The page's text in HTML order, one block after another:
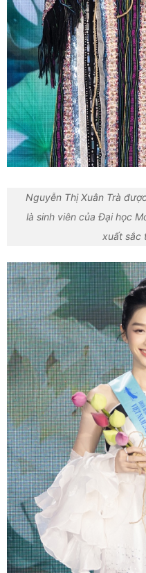
Nguyễn Thị Xuân Trà
là sinh viên của Đại học
xuất sắc